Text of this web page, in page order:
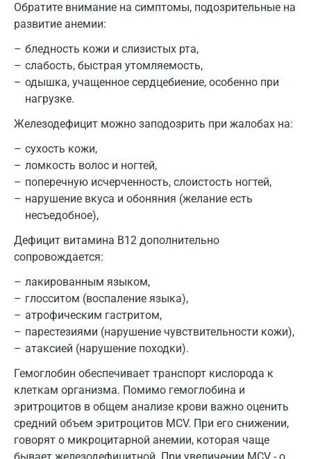
Обратите внимание на симптомы, подозрительные на
развитие анемии:
бледность кожи и слизистых рта,
слабость, быстрая утомляемость,
одышка, учащенное сердцебиение, особенно при
нагрузке.
Железодефицит можно заподозрить при жалобах на:
сухость кожи,
ломкость волос и ногтей,
поперечную исчерченность, слоистость ногтей,
нарушение вкуса и обоняния (желание есть
несъедобное),
Дефицит витамина В12 дополнительно
сопровождается:
лакированным языком,
глосситом (воспаление языка),
атрофическим гастритом,
парестезиями (нарушение чувствительности кожи),
атаксией (нарушение походки).
Гемоглобин обеспечивает транспорт кислорода к
клеткам организма. Помимо гемоглобина и
эритроцитов в общем анализе крови важно оценить
средний объем эритроцитов MCV. При его снижении,
говорят о микроцитарной анемии, которая чаще
Краснодар
Курск
Лабинск
Липецк
Лобня
Люберцы
Майкоп
Мурманск
Мытищи
Набережные Челны
Наро-Фоминск
Нижневартовск
Нижнекамск
Новокузнецк
Новороссийск